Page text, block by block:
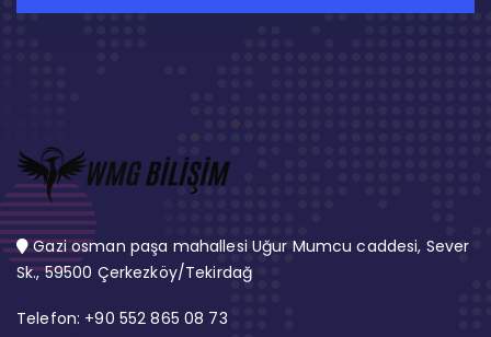
Gazi osman paşa mahallesi Uğur Mumcu caddesi, Sever
Sk., 59500 Çerkezköy/Tekirdağ
Telefon: +90 552 865 08 73